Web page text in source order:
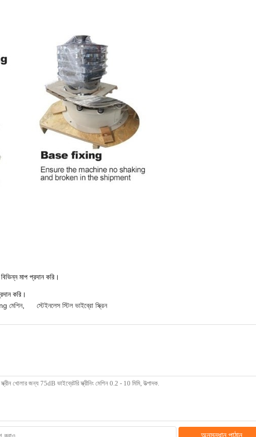
মাপ প্রদান করি।
করি।
মেশিন, স্টেইনলেস স্টিল ভাইব্রো স্ক্রিন
অনুসন্ধান পাঠান